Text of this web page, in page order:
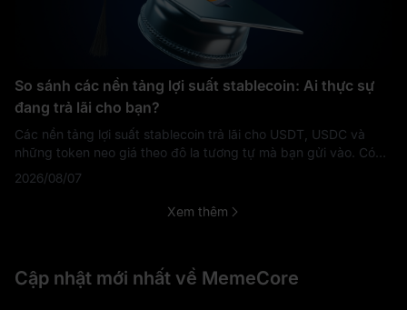
So sánh các nền tảng lợi suất stablecoin: Ai thực sự
đang trả lãi cho bạn?
Các nền tảng lợi suất stablecoin trả lãi cho USDT, USDC và
những token neo giá theo đô la tương tự mà bạn gửi vào. Có
bốn nguồn tài trợ cho khoản lãi đó: nhu cầu vay, thu nhập từ dự
2026/08/07
Xem thêm
Cập nhật mới nhất về MemeCore